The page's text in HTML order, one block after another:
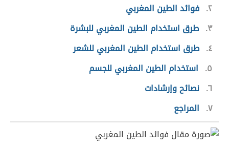
٢ فوائد الطين المغربي
٣ طرق استخدام الطين المغربي للبشرة
٤ طرق استخدام الطين المغربي للشعر
٥
استخدام الطين المغربي للجسم
٦ نصائح وإرشادات
٧ المراجع